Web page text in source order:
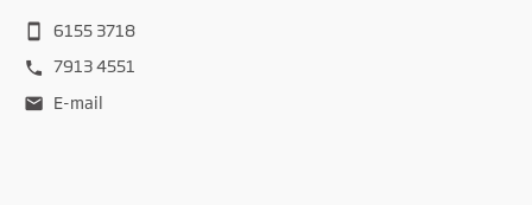
smartphone
6155 3718
phone
7913 4551
mail E-mail